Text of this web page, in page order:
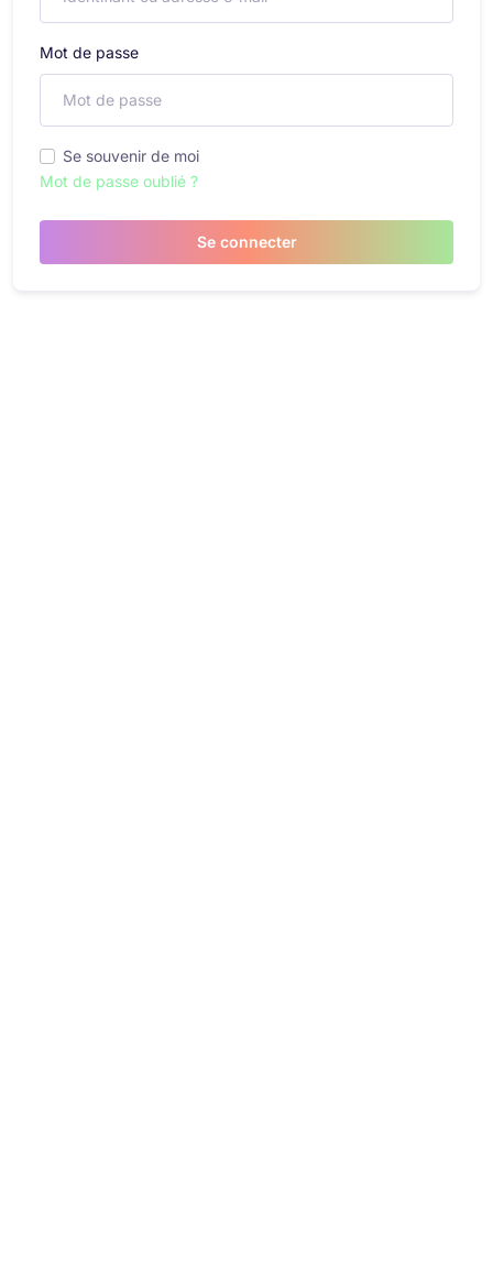
Mot de passe
Se souvenir de moi
Mot de passe oublié ?
Se connecter